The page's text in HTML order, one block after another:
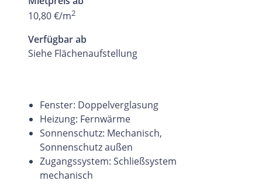
10,80 €/m2
Verfügbar ab
Siehe Flächenaufstellung
Fenster: Doppelverglasung
Heizung: Fernwärme
Sonnenschutz: Mechanisch,
Sonnenschutz außen
Zugangssystem: Schließsystem
mechanisch